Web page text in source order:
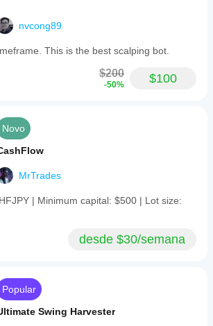
nvcong89
This is the best scalping bot.
$200
-50% $100
Novo
MrTrades
| Minimum capital: $500 | Lot size:
desde $30/semana
Popular
Swing Harvester